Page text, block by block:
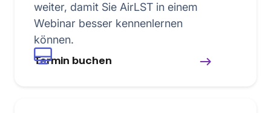
weiter, damit Sie AirLST in einem
Webinar besser kennenlernen
können.
Termin buchen